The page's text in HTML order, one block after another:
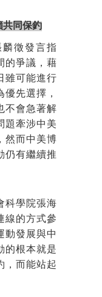
共同保釣
徵發言指
的爭議，藉
雖可能進行
先選擇，
不會急著解
題牽涉中美
然而中美博
仍有繼續推
科學院張海
線的方式參
動發展與中
的根本就是
，而能站起